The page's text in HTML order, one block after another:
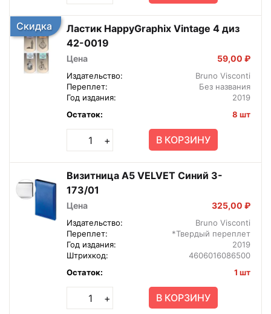
Скидка
Ластик HappyGraphix Vintage 4 диз
42-0019
Цена 59,00 ₽
Издательство:
Bruno Visconti
Переплет:
Без названия
Год издания:
2019
Остаток:
8 шт
+ В КОРЗИНУ
Визитница А5 VELVET Синий 3-
173/01
Цена 325,00 ₽
Издательство:
Bruno Visconti
Переплет:
*Твердый переплет
Год издания:
2019
Штрихкод:
4606016086500
Остаток:
1 шт
+ В КОРЗИНУ